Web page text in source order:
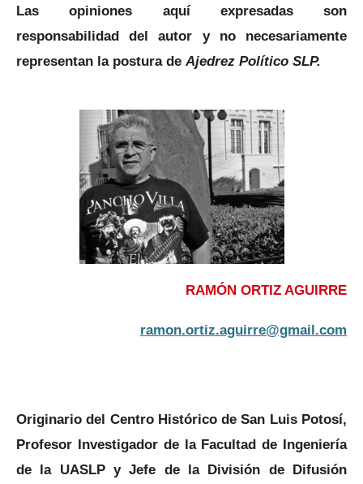
Las opiniones aquí expresadas son
responsabilidad del autor y no necesariamente
representan la postura de Ajedrez Político SLP.
RAMÓN ORTIZ AGUIRRE
ramon.ortiz.aguirre@gmail.com
Originario del Centro Histórico de San Luis Potosí,
Profesor Investigador de la Facultad de Ingeniería
de la UASLP y Jefe de la División de Difusión